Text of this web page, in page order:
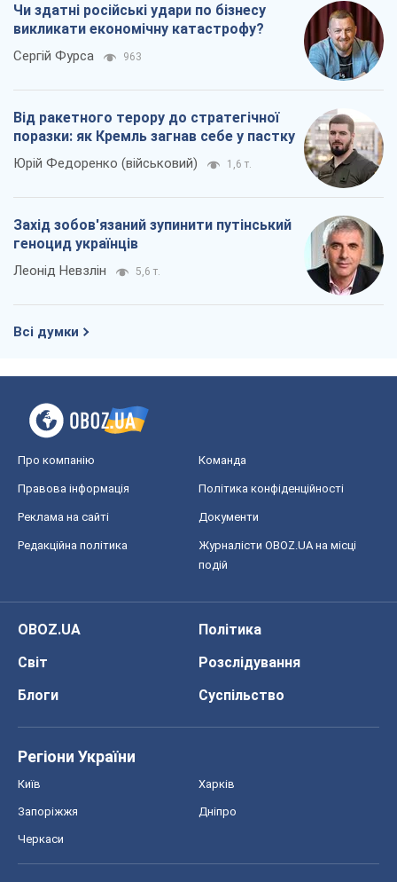
Чи здатні російські удари по бізнесу
викликати економічну катастрофу?
Сергій Фурса 963
Від ракетного терору до стратегічної
поразки: як Кремль загнав себе у пастку
Юрій Федоренко (військовий) 1,6 т.
Захід зобов'язаний зупинити путінський
геноцид українців
Леонід Невзлін 5,6 т.
Всі думки
Про компанію Команда
Правова інформація Політика конфіденційності
Реклама на сайті Документи
Редакційна політика
Журналісти OBOZ.UA на місці
подій
OBOZ.UA
Політика
Світ
Розслідування
Блоги
Суспільство
Регіони України
Київ Харків
Запоріжжя Дніпро
Черкаси